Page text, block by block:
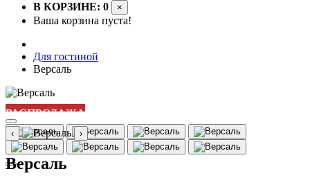
В КОРЗИНЕ: 0 ×
Ваша корзина пуста!
Для гостиной
Версаль
РАСПРОДАЖА
‹ ›
Версаль